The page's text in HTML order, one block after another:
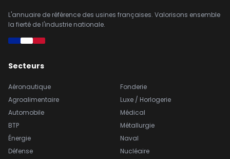
L'annuaire de référence des usines françaises. Valorisons ensemble
la fierté de l'industrie nationale.
Secteurs
Aéronautique
Agroalimentaire
Automobile
BTP
Énergie
Défense
Fonderie
Luxe / Horlogerie
Médical
Métallurgie
Naval
Nucléaire